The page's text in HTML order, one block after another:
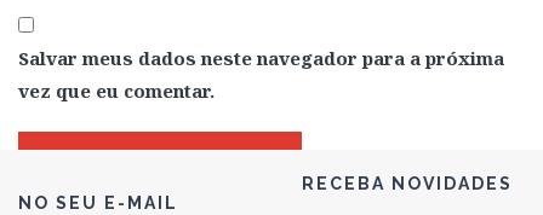
Salvar meus dados neste navegador para a próxima
vez que eu comentar.
RECEBA NOVIDADES
NO SEU E-MAIL